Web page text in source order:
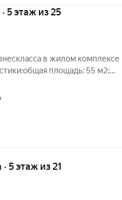
5 этаж из 25
в жилом комплексе
площадь: 55 м2;
квартиры:выполнен
5 этаж из 21